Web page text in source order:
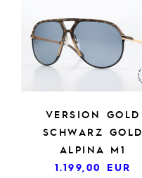
VERSION GOLD
SCHWARZ GOLD
ALPINA M1
1.199,00 EUR